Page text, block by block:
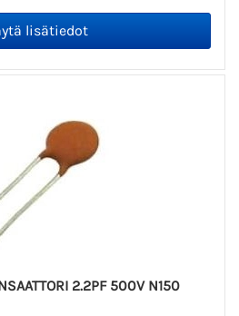
2.2PF 500V N150